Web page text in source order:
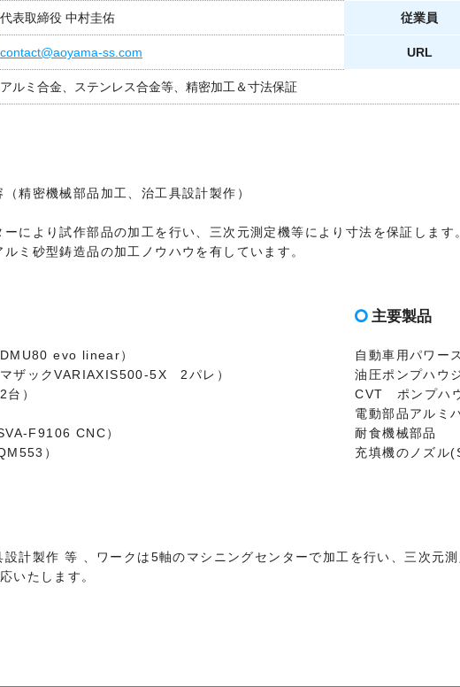
代表取締役 中村圭佑 従業員
contact@aoyama-ss.com URL
アルミ合金、ステンレス合金等、精密加工＆寸法保証
精密機械部品加工、治工具設計製作）
により試作部品の加工を行い、三次元測定機等により寸法を保証します
ミ砂型鋳造品の加工ノウハウを有しています。
evo linear）
ザックVARIAXIS500-5X 2パレ）
）
F9106 CNC）
）
主要製品
自動車用パワー
油圧ポンプハウ
CVT ポンプハ
電動部品アルミ
耐食機械部品
充填機のノズル
計製作 等 、ワークは5軸のマシニングセンターで加工を行い、三次元
いたします。